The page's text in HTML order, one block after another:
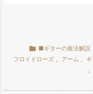
 ■ギターの奏法解説
フロイドローズ , アーム ,
,